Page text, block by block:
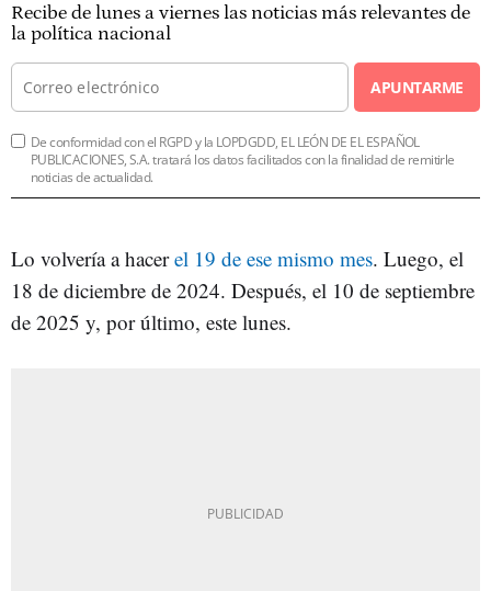
Recibe de lunes a viernes las noticias más relevantes de
la política nacional
APUNTARME
De conformidad con el RGPD y la LOPDGDD, EL LEÓN DE EL ESPAÑOL
PUBLICACIONES, S.A. tratará los datos facilitados con la finalidad de remitirle
noticias de actualidad.
Lo volvería a hacerel 19 de ese mismo mes. Luego, el
18 de diciembre de 2024. Después, el 10 de septiembre
de 2025 y, por último, este lunes.